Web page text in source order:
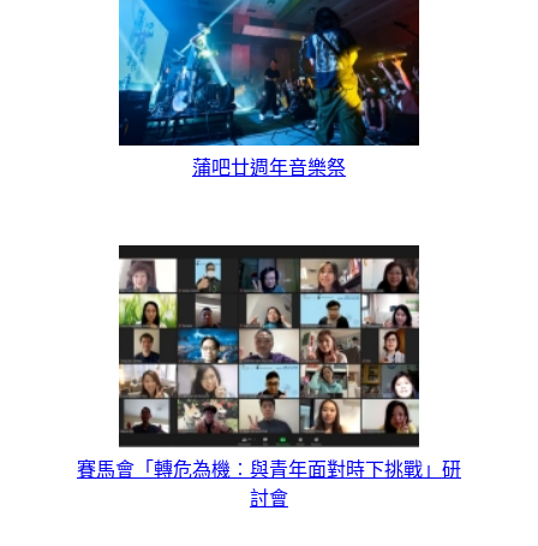
蒲吧廿週年音樂祭
賽馬會「轉危為機︰與青年面對時下挑戰」研
討會